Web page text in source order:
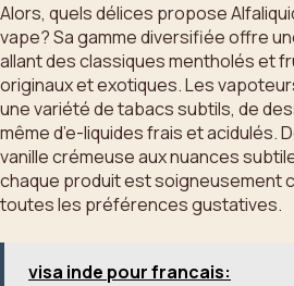
Alors, quels délices propose
vape? Sa gamme diversifiée offre
allant des classiques mentholés et
originaux et exotiques. Les
une variété de tabacs subtils, de
même d’e-liquides frais et acidulés.
vanille crémeuse aux nuances
chaque produit est soigneusement
toutes les préférences gustatives.
visa inde pour francais: